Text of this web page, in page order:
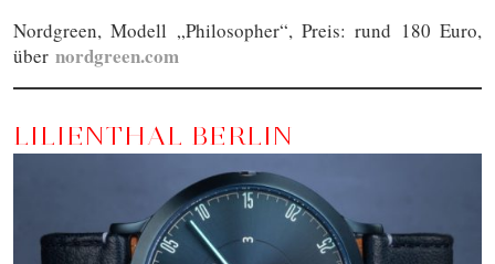
Nordgreen, Modell „Philosopher“, Preis: rund 180 Euro,
über nordgreen.com
LILIENTHAL BERLIN